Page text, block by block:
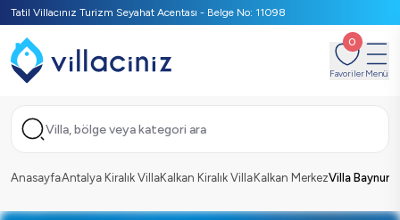
Tatil Villacınız Turizm Seyahat Acentası - Belge No: 11098
0
FavorilerMenü
Villa, bölge veya kategori ara
AnasayfaAntalya Kiralık VillaKalkan Kiralık VillaKalkan MerkezVilla Baynur